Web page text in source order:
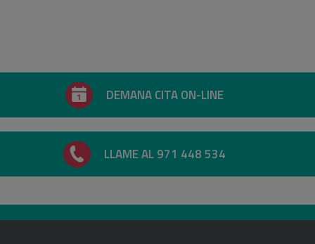
DEMANA CITA ON-LINE
LLAME AL 971 448 534